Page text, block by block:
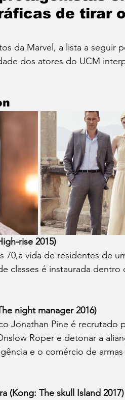
de tirar
da Marvel, a lista a seguir
dos atores do UCM
rise 2015)
70,a vida de residentes de
classes é instaurada dentro
night manager 2016)
Jonathan Pine é recrutado
Roper e detonar a
e o comércio de
(Kong: The skull Island 2017)